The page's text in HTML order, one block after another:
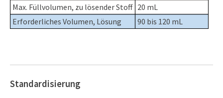
Max. Füllvolumen, zu lösender Stoff 20 mL
Erforderliches Volumen, Lösung
90 bis 120 mL
Standardisierung